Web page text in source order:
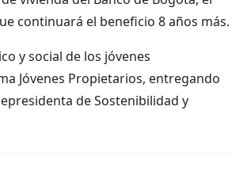
continuará el beneficio 8 años más.
y social de los jóvenes
Jóvenes Propietarios, entregando
de Sostenibilidad y